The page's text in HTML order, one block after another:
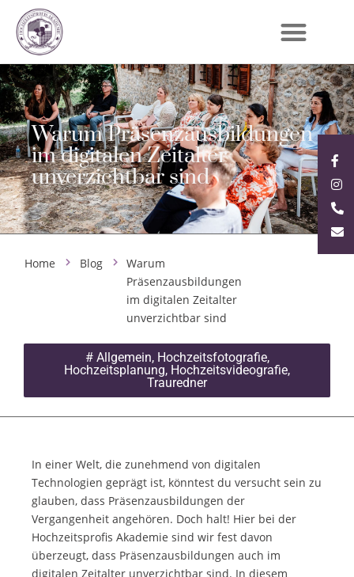
Warum Präsenzausbildungen
im digitalen Zeitalter
unverzichtbar sind
Home Blog
Warum
Präsenzausbildungen
im digitalen Zeitalter
unverzichtbar sind
# Allgemein, Hochzeitsfotografie,
Hochzeitsplanung, Hochzeitsvideografie,
Trauredner
In einer Welt, die zunehmend von digitalen
Technologien geprägt ist, könntest du versucht sein zu
glauben, dass Präsenzausbildungen der
Vergangenheit angehören. Doch halt! Hier bei der
Hochzeitsprofis Akademie sind wir fest davon
überzeugt, dass Präsenzausbildungen auch im
digitalen Zeitalter unverzichtbar sind. In diesem